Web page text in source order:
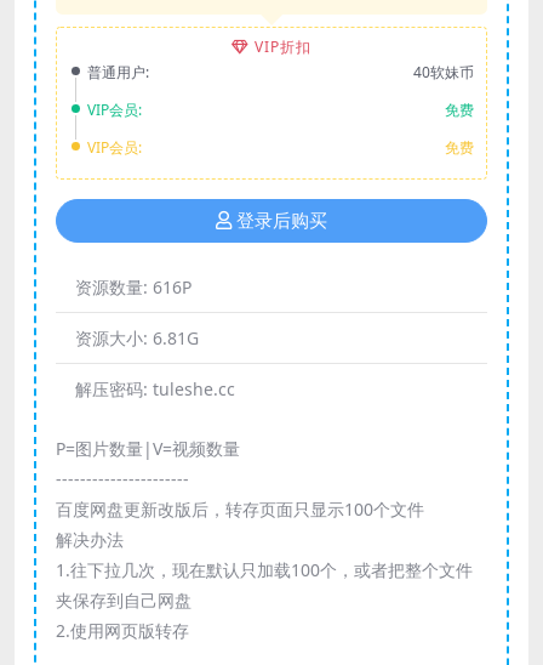
VIP折扣
普通用户:
40软妹币
VIP会员:
免费
VIP会员:
免费
登录后购买
资源数量: 616P
资源大小: 6.81G
解压密码: tuleshe.cc
P=图片数量|V=视频数量
----------------------
百度网盘更新改版后，转存页面只显示100个文件
解决办法
1.往下拉几次，现在默认只加载100个，或者把整个文件
夹保存到自己网盘
2.使用网页版转存